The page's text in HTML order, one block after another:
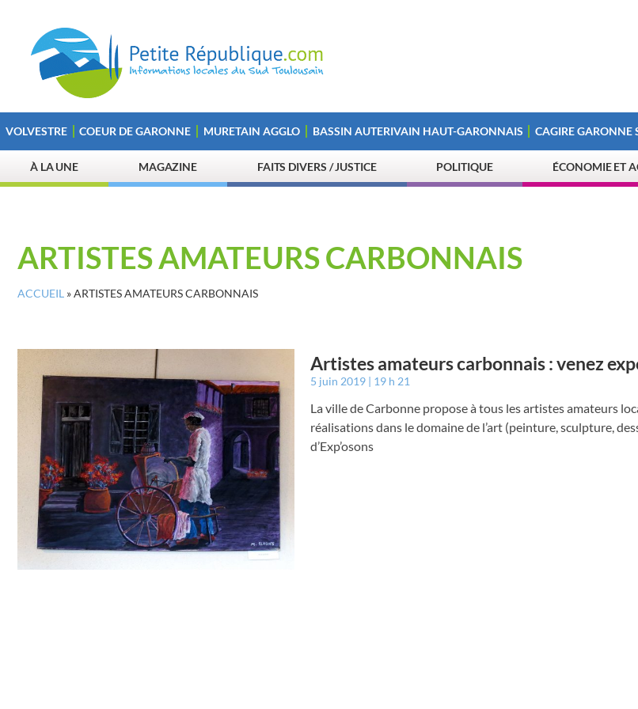
VOLVESTRE COEUR DE GARONNE MURETAIN AGGLO BASSIN AUTERIVAIN HAUT-GARONNAIS CAGIRE GARONNE
À LA UNE MAGAZINE FAITS DIVERS / JUSTICE POLITIQUE ÉCONOMIE ET
ARTISTES AMATEURS CARBONNAIS
ACCUEIL »ARTISTES AMATEURS CARBONNAIS
Artistes amateurs carbonnais : venez
5 juin 2019 19 h 21
La ville de Carbonne propose à tous les artistes amateurs
réalisations dans le domaine de l’art (peinture, sculpture,
d’Exp’osons